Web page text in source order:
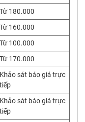
Từ 180.000
Từ 160.000
Từ 100.000
Từ 170.000
Khảo sát báo giá trực
tiếp
Khảo sát báo giá trực
tiếp